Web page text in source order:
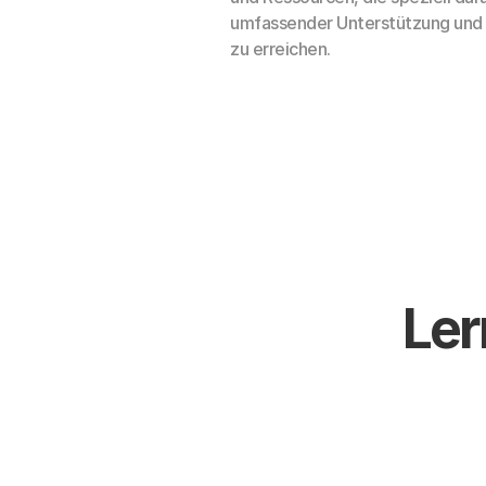
umfassender Unterstützung
zu erreichen.